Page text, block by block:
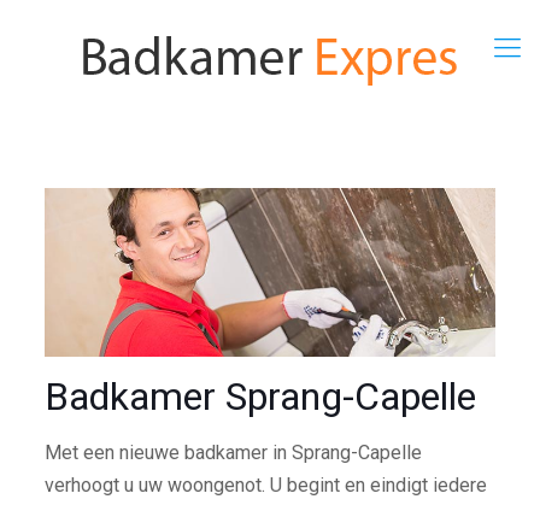
Badkamer Sprang-Capelle
Met een nieuwe badkamer in Sprang-Capelle
verhoogt u uw woongenot. U begint en eindigt iedere